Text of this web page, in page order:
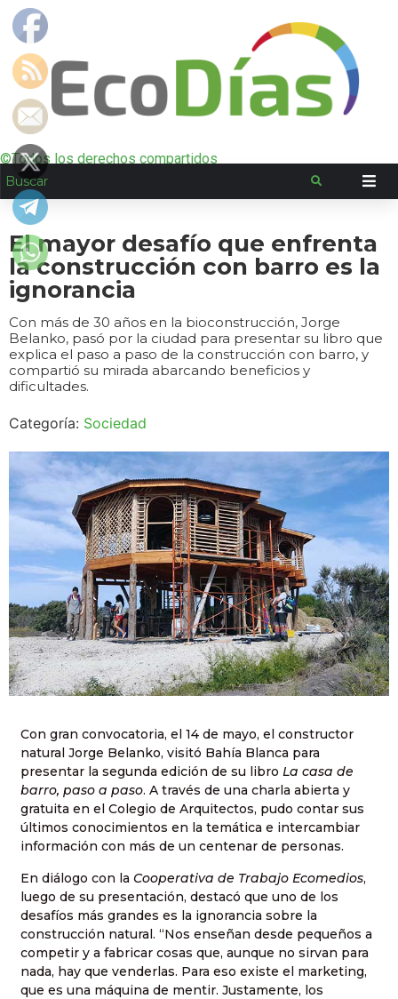
©Todos los derechos compartidos
El mayor desafío que enfrenta
la construcción con barro es la
ignorancia
Con más de 30 años en la bioconstrucción, Jorge
Belanko, pasó por la ciudad para presentar su libro que
explica el paso a paso de la construcción con barro, y
compartió su mirada abarcando beneficios y
dificultades.
Categoría: Sociedad
Con gran convocatoria, el 14 de mayo, el constructor
natural Jorge Belanko, visitó Bahía Blanca para
presentar la segunda edición de su libro La casa de
barro, paso a paso. A través de una charla abierta y
gratuita en el Colegio de Arquitectos, pudo contar sus
últimos conocimientos en la temática e intercambiar
información con más de un centenar de personas.
En diálogo con la Cooperativa de Trabajo Ecomedios,
luego de su presentación, destacó que uno de los
desafíos más grandes es la ignorancia sobre la
construcción natural. “Nos enseñan desde pequeños a
competir y a fabricar cosas que, aunque no sirvan para
nada, hay que venderlas. Para eso existe el marketing,
que es una máquina de mentir. Justamente, los